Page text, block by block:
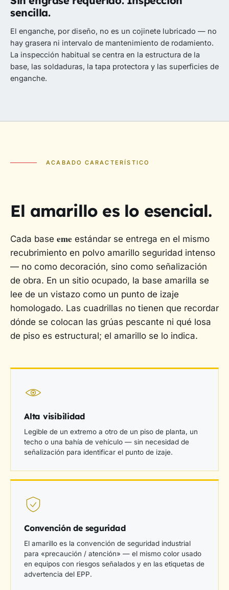
sencilla.
El enganche, por diseño, no es un cojinete lubricado — no
hay grasera ni intervalo de mantenimiento de rodamiento.
La inspección habitual se centra en la estructura de la
base, las soldaduras, la tapa protectora y las superficies de
enganche.
ACABADO CARACTERÍSTICO
El amarillo es lo esencial.
Cada base eme estándar se entrega en el mismo
recubrimiento en polvo amarillo seguridad intenso
— no como decoración, sino como señalización
de obra. En un sitio ocupado, la base amarilla se
lee de un vistazo como un punto de izaje
homologado. Las cuadrillas no tienen que recordar
dónde se colocan las grúas pescante ni qué losa
de piso es estructural; el amarillo se lo indica.
Alta visibilidad
Legible de un extremo a otro de un piso de planta, un
techo o una bahía de vehículo — sin necesidad de
señalización para identificar el punto de izaje.
Convención de seguridad
El amarillo es la convención de seguridad industrial
para «precaución / atención» — el mismo color usado
en equipos con riesgos señalados y en las etiquetas de
advertencia del EPP.